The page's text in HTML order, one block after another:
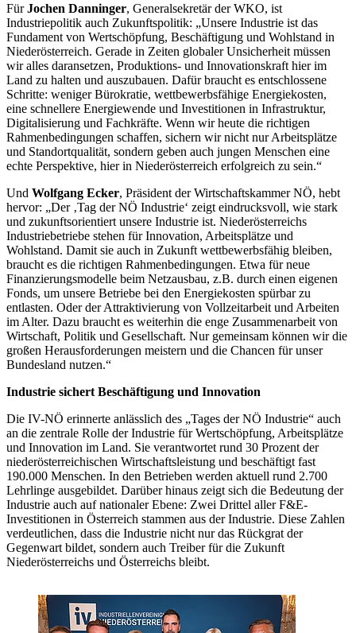
FürJochen Danninger, Generalsekretär der WKO, ist
Industriepolitik auch Zukunftspolitik: „Unsere Industrie ist das
Fundament von Wertschöpfung, Beschäftigung und Wohlstand in
Niederösterreich. Gerade in Zeiten globaler Unsicherheit müssen
wir alles daransetzen, Produktions- und Innovationskraft hier im
Land zu halten und auszubauen. Dafür braucht es entschlossene
Schritte: weniger Bürokratie, wettbewerbsfähige Energiekosten,
eine schnellere Energiewende und Investitionen in Infrastruktur,
Digitalisierung und Fachkräfte. Wenn wir heute die richtigen
Rahmenbedingungen schaffen, sichern wir nicht nur Arbeitsplätze
und Standortqualität, sondern geben auch jungen Menschen eine
echte Perspektive, hier in Niederösterreich erfolgreich zu sein.“
Und Wolfgang Ecker, Präsident der Wirtschaftskammer NÖ, hebt
hervor: „Der ‚Tag der NÖ Industrie‘ zeigt eindrucksvoll, wie stark
und zukunftsorientiert unsere Industrie ist. Niederösterreichs
Industriebetriebe stehen für Innovation, Arbeitsplätze und
Wohlstand. Damit sie auch in Zukunft wettbewerbsfähig bleiben,
braucht es die richtigen Rahmenbedingungen. Etwa für neue
Finanzierungsmodelle beim Netzausbau, z.B. durch einen eigenen
Fonds, um unsere Betriebe bei den Energiekosten spürbar zu
entlasten. Oder der Attraktivierung von Vollzeitarbeit und Arbeiten
im Alter. Dazu braucht es weiterhin die enge Zusammenarbeit von
Wirtschaft, Politik und Gesellschaft. Nur gemeinsam können wir die
großen Herausforderungen meistern und die Chancen für unser
Bundesland nutzen.“
Industrie sichert Beschäftigung und Innovation
Die IV-NÖ erinnerte anlässlich des „Tages der NÖ Industrie“ auch
an die zentrale Rolle der Industrie für Wertschöpfung, Arbeitsplätze
und Innovation im Land. Sie verantwortet rund 30 Prozent der
niederösterreichischen Wirtschaftsleistung und beschäftigt fast
190.000 Menschen. In den Betrieben werden aktuell rund 2.700
Lehrlinge ausgebildet. Darüber hinaus zeigt sich die Bedeutung der
Industrie auch auf nationaler Ebene: Zwei Drittel aller F&E-
Investitionen in Österreich stammen aus der Industrie. Diese Zahlen
verdeutlichen, dass die Industrie nicht nur das Rückgrat der
Gegenwart bildet, sondern auch Treiber für die Zukunft
Niederösterreichs und Österreichs bleibt.